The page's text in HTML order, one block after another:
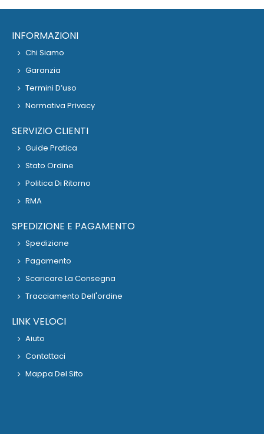
INFORMAZIONI
Chi Siamo
Garanzia
Termini D’uso
Normativa Privacy
SERVIZIO CLIENTI
Guide Pratica
Stato Ordine
Politica Di Ritorno
RMA
SPEDIZIONE E PAGAMENTO
Spedizione
Pagamento
Scaricare La Consegna
Tracciamento Dell'ordine
LINK VELOCI
Aiuto
Contattaci
Mappa Del Sito